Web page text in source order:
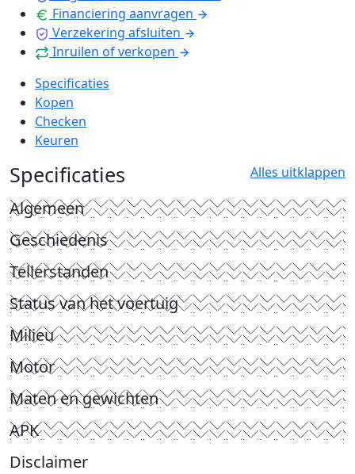
Financiering aanvragen
Verzekering afsluiten
Inruilen of verkopen
Specificaties
Kopen
Checken
Keuren
Specificaties Alles uitklappen
Algemeen
Geschiedenis
Tellerstanden
Status van het voertuig
Milieu
Motor
Maten en gewichten
APK
Disclaimer